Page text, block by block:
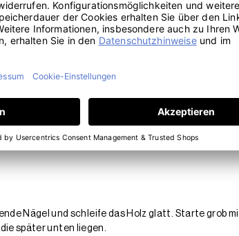
.
Palette zum
Nägel und schleife das Holz glatt. Starte grob
später unten liegen.